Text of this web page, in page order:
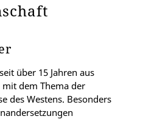
über 15 Jahren aus
dem Thema der
des Westens. Besonders